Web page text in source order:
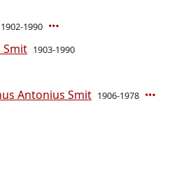
1902-1990
Smit 1903-1990
Antonius Smit 1906-1978